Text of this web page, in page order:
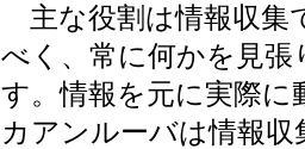
主な役割は情報収集
べく、常に何かを見
す。情報を元に実際に
カアンルーバは情報